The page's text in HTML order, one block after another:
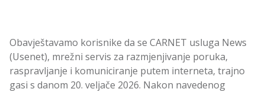
Obavještavamo korisnike da se CARNET usluga News
(Usenet), mrežni servis za razmjenjivanje poruka,
raspravljanje i komuniciranje putem interneta, trajno
gasi s danom 20. veljače 2026. Nakon navedenog